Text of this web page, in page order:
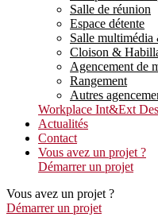
Salle de réunion
Espace détente
Salle
Cloison &
Agencement de
Rangement
Autres
Workplace Int&Ext
Actualités
Contact
Vous avez un projet ?
Démarrer un projet
Vous avez un projet ?
Démarrer un projet